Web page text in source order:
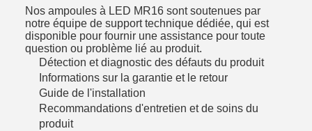
Nos ampoules à LED MR16 sont soutenues par
notre équipe de support technique dédiée, qui est
disponible pour fournir une assistance pour toute
question ou problème lié au produit.
Détection et diagnostic des défauts du produit
Informations sur la garantie et le retour
Guide de l'installation
Recommandations d'entretien et de soins du
produit